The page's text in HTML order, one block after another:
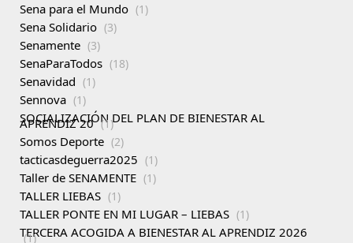
Sena para el Mundo (1)
Sena Solidario (3)
Senamente (3)
SenaParaTodos (18)
Senavidad (1)
Sennova (1)
SOCIALIZACIÓN DEL PLAN DE BIENESTAR AL
APRENDIZ 20 (1)
Somos Deporte (2)
tacticasdeguerra2025 (1)
Taller de SENAMENTE (1)
TALLER LIEBAS (1)
TALLER PONTE EN MI LUGAR – LIEBAS (1)
TERCERA ACOGIDA A BIENESTAR AL APRENDIZ 2026
(1)